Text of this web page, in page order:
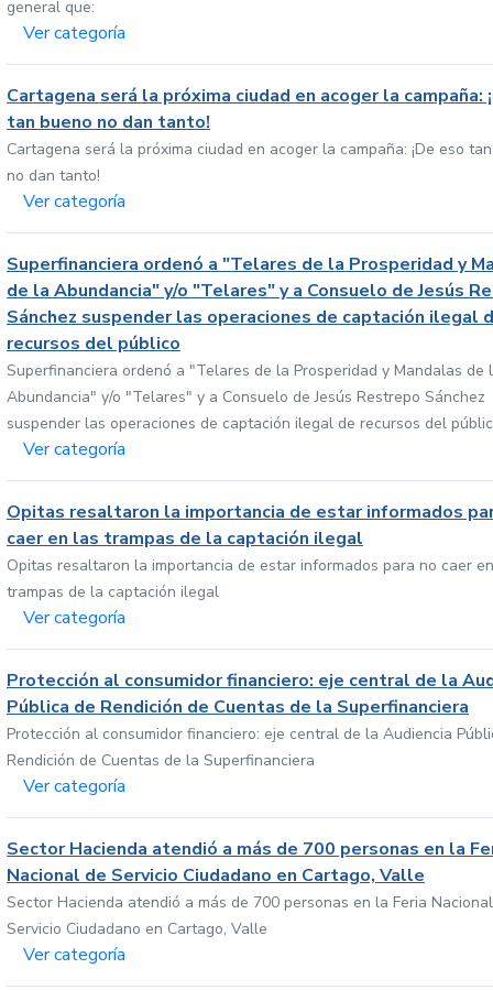
general que:
Ver categoría
Cartagena será la próxima ciudad en acoger la campaña:
tan bueno no dan tanto!
Cartagena será la próxima ciudad en acoger la campaña: ¡De eso
no dan tanto!
Ver categoría
Superfinanciera ordenó a "Telares de la Prosperidad y
de la Abundancia" y/o "Telares" y a Consuelo de Jesús
Sánchez suspender las operaciones de captación ilegal
recursos del público
Superfinanciera ordenó a "Telares de la Prosperidad y Mandalas de
Abundancia" y/o "Telares" y a Consuelo de Jesús Restrepo Sánchez
suspender las operaciones de captación ilegal de recursos del
Ver categoría
Opitas resaltaron la importancia de estar informados
caer en las trampas de la captación ilegal
Opitas resaltaron la importancia de estar informados para no caer
trampas de la captación ilegal
Ver categoría
Protección al consumidor financiero: eje central de la
Pública de Rendición de Cuentas de la Superfinanciera
Protección al consumidor financiero: eje central de la Audiencia
Rendición de Cuentas de la Superfinanciera
Ver categoría
Sector Hacienda atendió a más de 700 personas en la
Nacional de Servicio Ciudadano en Cartago, Valle
Sector Hacienda atendió a más de 700 personas en la Feria
Servicio Ciudadano en Cartago, Valle
Ver categoría